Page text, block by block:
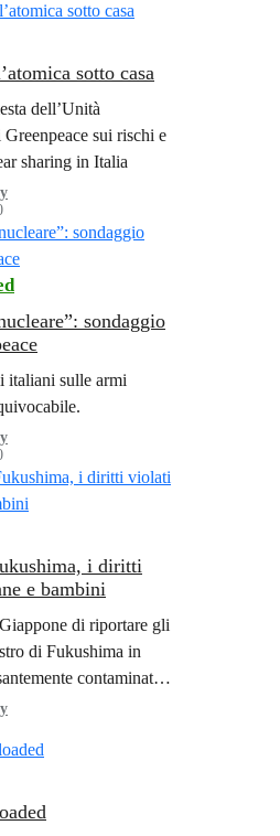
sotto casa
dell’Unità
sui rischi e
sharing in Italia
sondaggio
italiani sulle armi
i diritti
e bambini
di riportare gli
di Fukushima in
contaminate
dello Stato nipponico
trattati internazionali